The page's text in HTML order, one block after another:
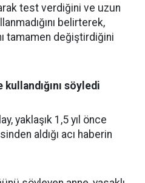
test verdiğini ve uzun
belirterek,
tamamen değiştirdiğini
kullandığını söyledi
yaklaşık 1,5 yıl önce
aldığı acı haberin